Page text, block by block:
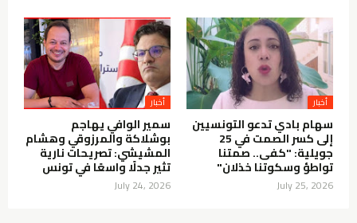
أخبار
سهام بادي تدعو التونسيين
إلى كسر الصمت في 25
جويلية: "كفى.. صمتنا
تواطؤ وسكوتنا خذلان"
July 25, 2026
أخبار
سمير الوافي يهاجم
بوشلاكة والمرزوقي وهشام
المشيشي: تصريحات نارية
تثير جدلًا واسعًا في تونس
July 24, 2026